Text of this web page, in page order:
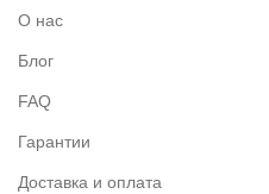
О нас
Блог
FAQ
Гарантии
Доставка и оплата